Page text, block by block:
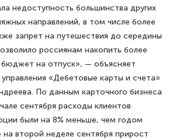
недоступность большинства других
направлений, в том числе более
запрет на путешествия до середины
россиянам накопить более
бюджет на отпуск», — объясняет
«Дебетовые карты и счета»
По данным карточного бизнеса
сентября расходы клиентов
были на 8% меньше, чем годом
второй неделе сентября прирост